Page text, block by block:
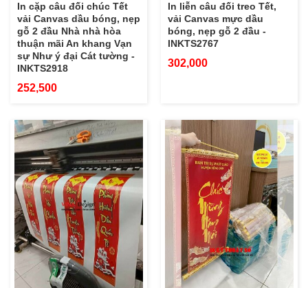
In cặp câu đối chúc Tết
vải Canvas dầu bóng, nẹp
gỗ 2 đầu Nhà nhà hòa
thuận mãi An khang Vạn
sự Như ý đại Cát tường -
INKTS2918
252,500
In liễn câu đối treo Tết,
vải Canvas mực dầu
bóng, nẹp gỗ 2 đầu -
INKTS2767
302,000